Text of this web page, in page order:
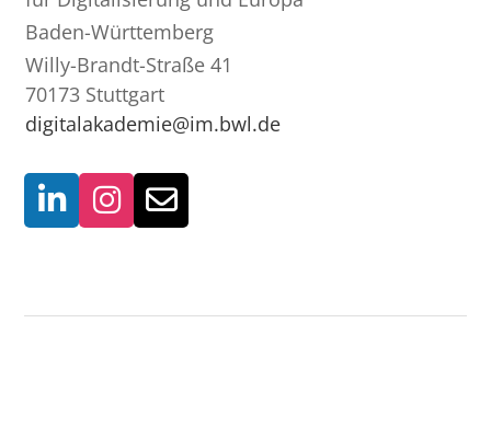
Baden-Württemberg
Willy-Brandt-Straße 41
70173 Stuttgart
digitalakademie@im.bwl.de